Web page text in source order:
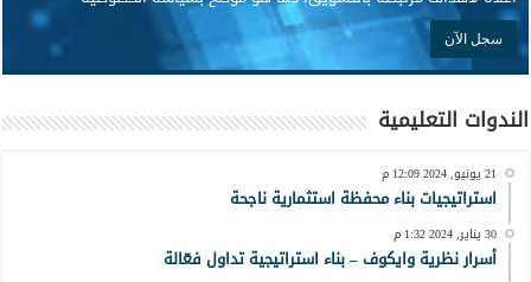
الندوات التعليمية
21 يونيو, 2024 12:09 م
استراتيجيات بناء محفظة استثمارية ناجحة
30 يناير, 2024 1:32 م
أسرار نظرية وايكوف – بناء استراتيجية تداول فعّالة